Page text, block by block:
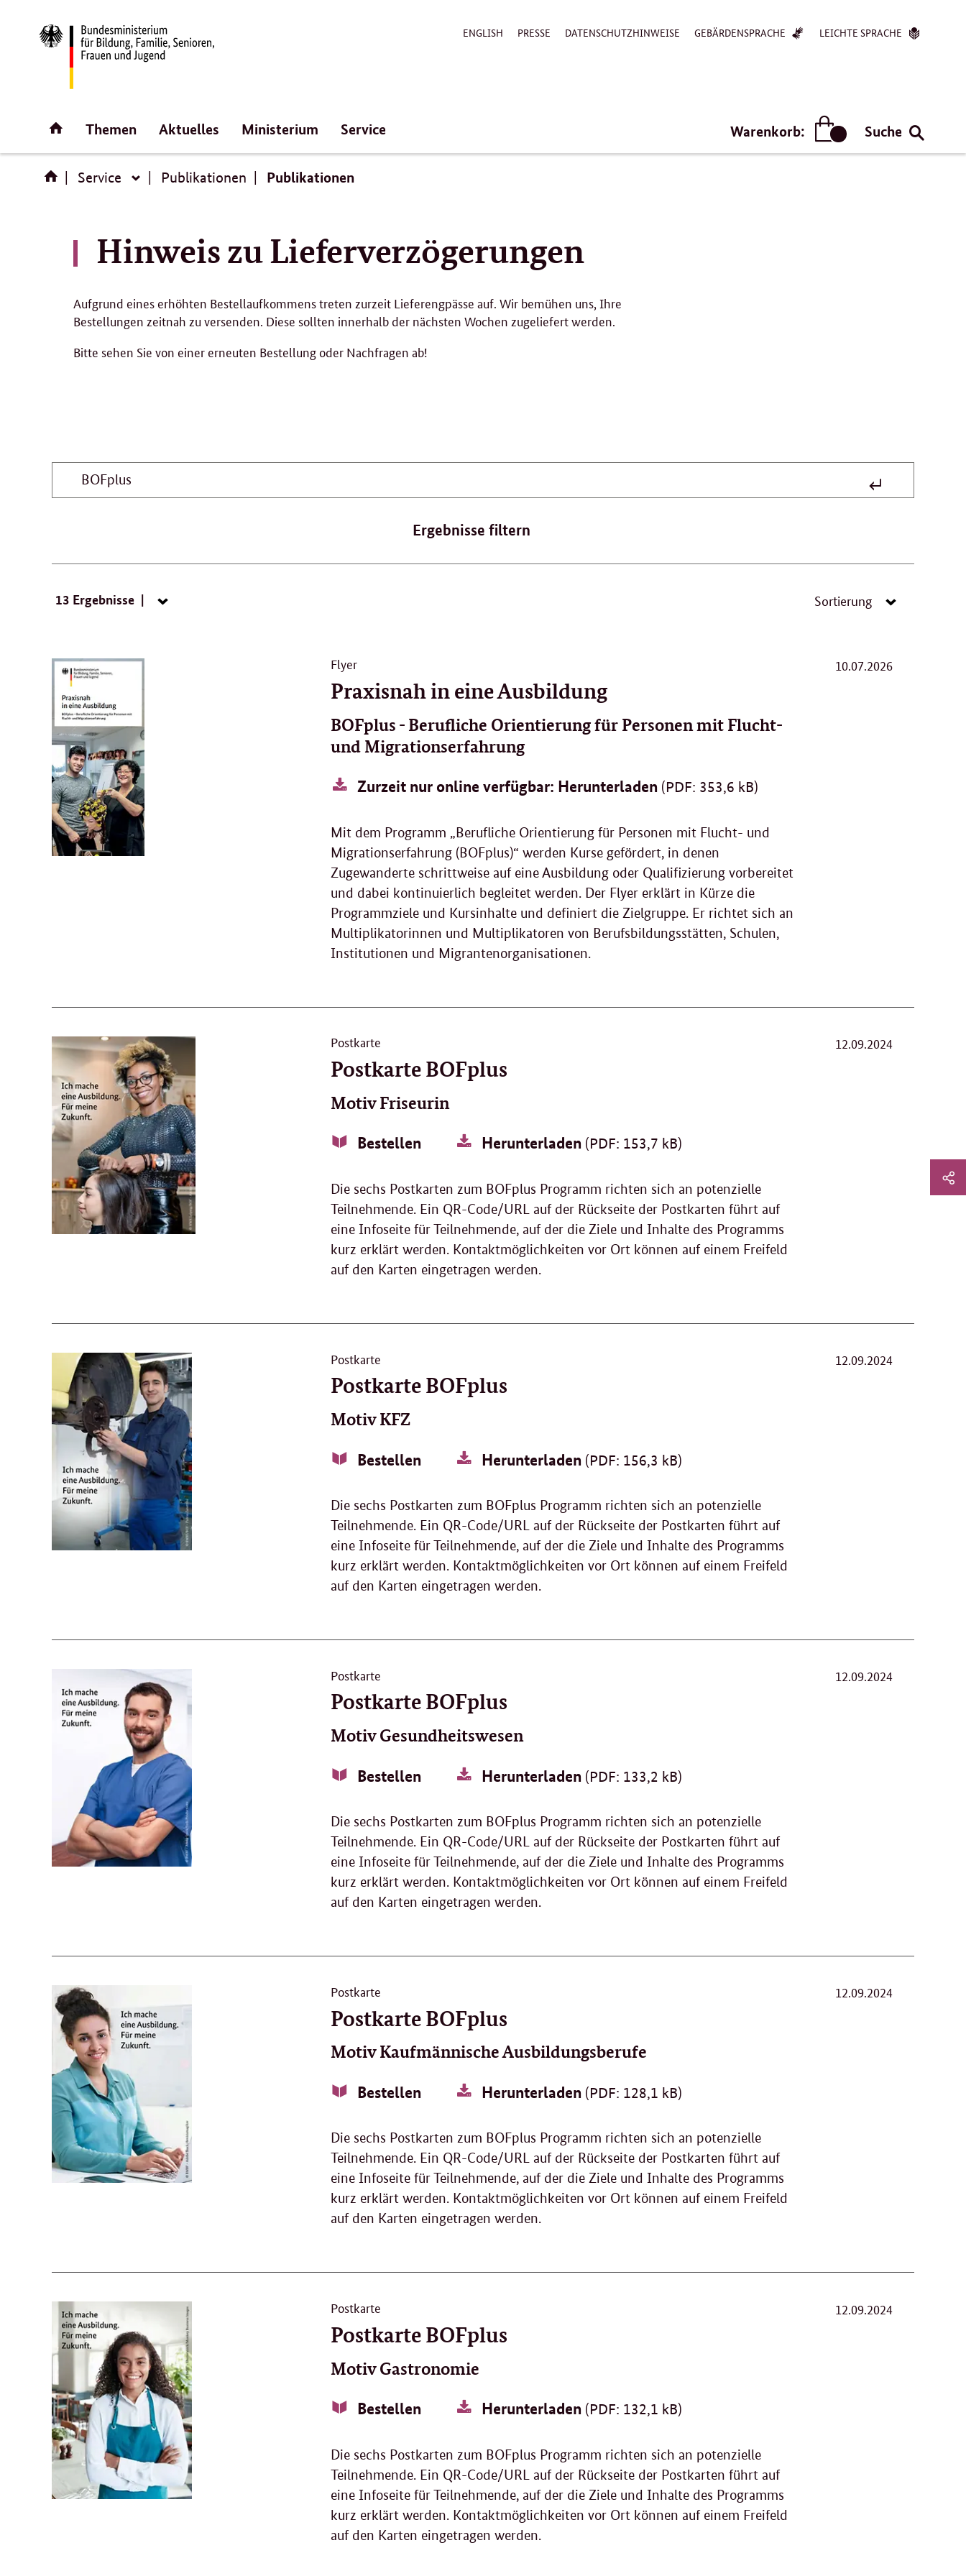
Direktlink:
ENGLISH PRESSE DATENSCHUTZHINWEISE GEBÄRDENSPRACHE LEICHTE SPRACHE
Startseite
Themen Aktuelles Ministerium Service Warenkorb:
Artikel
Suche
Service ServicePublikationen Publikationen
Hinweis zu Lieferverzögerungen
Aufgrund eines erhöhten Bestellaufkommens treten zurzeit Lieferengpässe auf. Wir bemühen uns, Ihre
Bestellungen zeitnah zu versenden. Diese sollten innerhalb der nächsten Wochen zugeliefert werden.
Bitte sehen Sie von einer erneuten Bestellung oder Nachfragen ab!
Suchbegriff
Suche
Ergebnisse filtern
Suche:
13 Ergebnisse
Navigation
Sortierung
Navigation
10.07.2026
Flyer
Praxisnah in eine Ausbildung
BOFplus - Berufliche Orientierung für Personen mit Flucht-
und Migrationserfahrung
Zurzeit nur online verfügbar: Herunterladen (PDF: 353,6 kB)
Mit dem Programm „Berufliche Orientierung für Personen mit Flucht- und
Migrationserfahrung (BOFplus)“ werden Kurse gefördert, in denen
Zugewanderte schrittweise auf eine Ausbildung oder Qualifizierung vorbereitet
und dabei kontinuierlich begleitet werden. Der Flyer erklärt in Kürze die
Programmziele und Kursinhalte und definiert die Zielgruppe. Er richtet sich an
Multiplikatorinnen und Multiplikatoren von Berufsbildungsstätten, Schulen,
Institutionen und Migrantenorganisationen.
12.09.2024
Postkarte
Postkarte BOFplus
Motiv Friseurin
Bestellen Herunterladen (PDF: 153,7 kB)
Die sechs Postkarten zum BOFplus Programm richten sich an potenzielle
Teilnehmende. Ein QR-Code/URL auf der Rückseite der Postkarten führt auf
eine Infoseite für Teilnehmende, auf der die Ziele und Inhalte des Programms
kurz erklärt werden. Kontaktmöglichkeiten vor Ort können auf einem Freifeld
auf den Karten eingetragen werden.
12.09.2024
Postkarte
Postkarte BOFplus
Motiv KFZ
Bestellen Herunterladen (PDF: 156,3 kB)
Die sechs Postkarten zum BOFplus Programm richten sich an potenzielle
Teilnehmende. Ein QR-Code/URL auf der Rückseite der Postkarten führt auf
eine Infoseite für Teilnehmende, auf der die Ziele und Inhalte des Programms
kurz erklärt werden. Kontaktmöglichkeiten vor Ort können auf einem Freifeld
auf den Karten eingetragen werden.
12.09.2024
Postkarte
Postkarte BOFplus
Motiv Gesundheitswesen
Bestellen Herunterladen (PDF: 133,2 kB)
Die sechs Postkarten zum BOFplus Programm richten sich an potenzielle
Teilnehmende. Ein QR-Code/URL auf der Rückseite der Postkarten führt auf
eine Infoseite für Teilnehmende, auf der die Ziele und Inhalte des Programms
kurz erklärt werden. Kontaktmöglichkeiten vor Ort können auf einem Freifeld
auf den Karten eingetragen werden.
12.09.2024
Postkarte
Postkarte BOFplus
Motiv Kaufmännische Ausbildungsberufe
Bestellen Herunterladen (PDF: 128,1 kB)
Die sechs Postkarten zum BOFplus Programm richten sich an potenzielle
Teilnehmende. Ein QR-Code/URL auf der Rückseite der Postkarten führt auf
eine Infoseite für Teilnehmende, auf der die Ziele und Inhalte des Programms
kurz erklärt werden. Kontaktmöglichkeiten vor Ort können auf einem Freifeld
auf den Karten eingetragen werden.
12.09.2024
Postkarte
Postkarte BOFplus
Motiv Gastronomie
Bestellen Herunterladen (PDF: 132,1 kB)
Die sechs Postkarten zum BOFplus Programm richten sich an potenzielle
Teilnehmende. Ein QR-Code/URL auf der Rückseite der Postkarten führt auf
eine Infoseite für Teilnehmende, auf der die Ziele und Inhalte des Programms
kurz erklärt werden. Kontaktmöglichkeiten vor Ort können auf einem Freifeld
auf den Karten eingetragen werden.